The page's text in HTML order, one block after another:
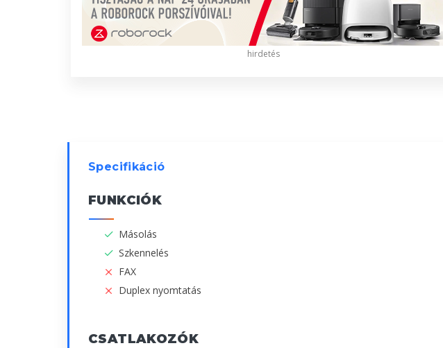
hirdetés
Specifikáció
FUNKCIÓK
Másolás
Szkennelés
FAX
Duplex nyomtatás
CSATLAKOZÓK